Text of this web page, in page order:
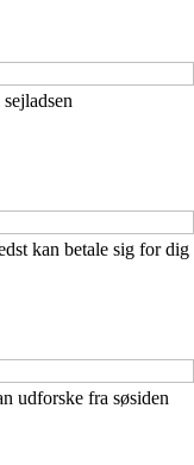
kan betale sig for dig
udforske fra søsiden